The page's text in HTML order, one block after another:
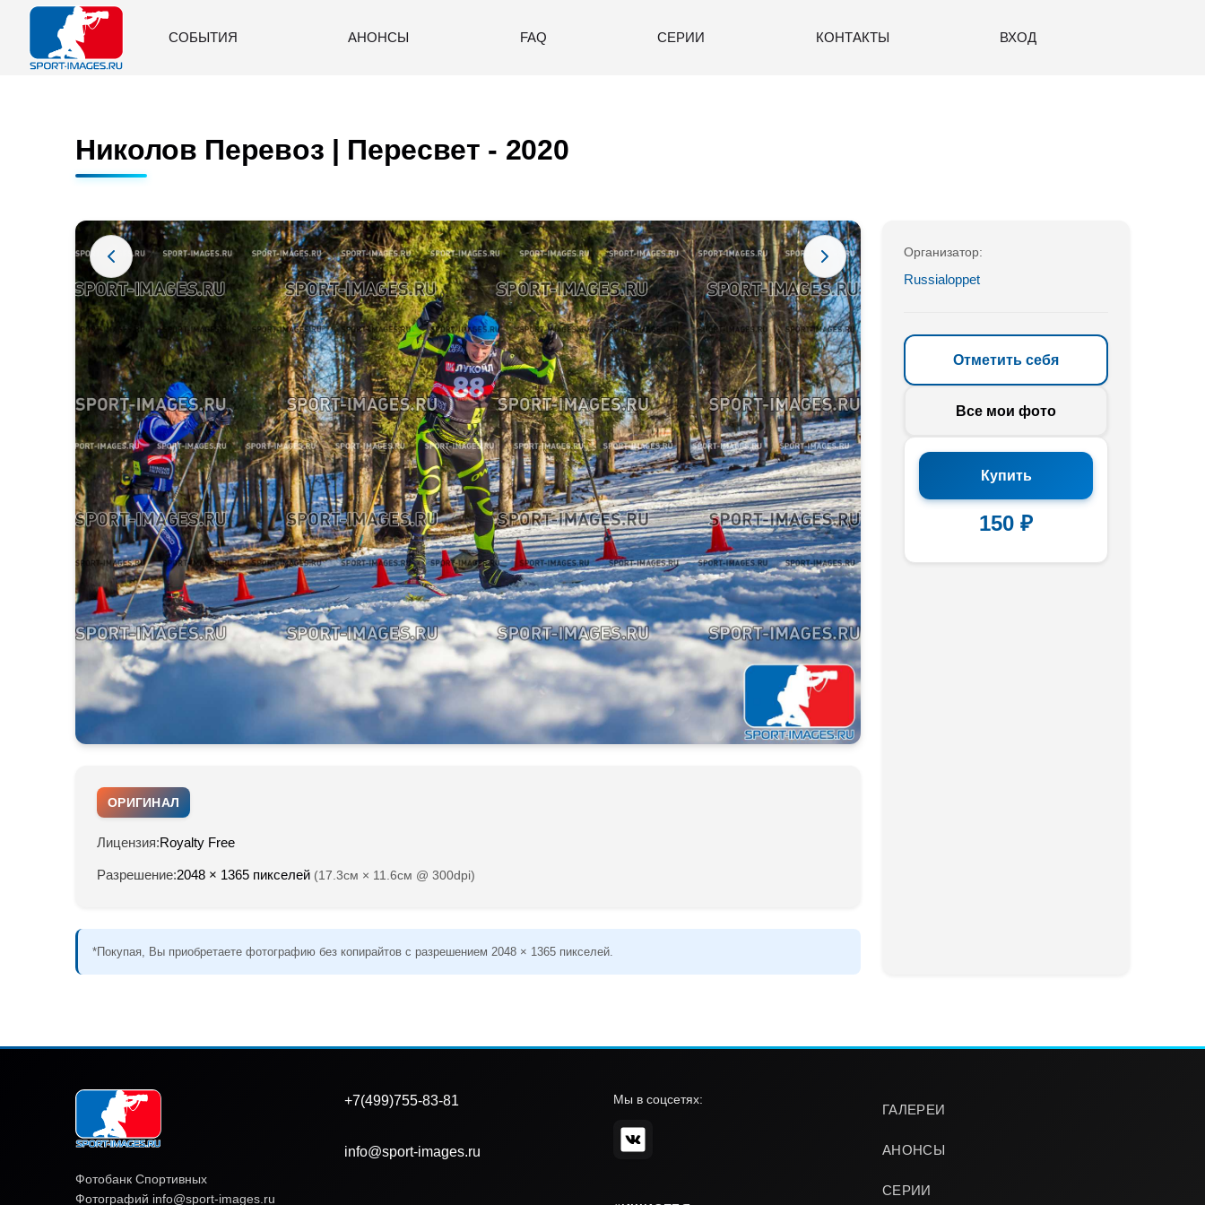
СОБЫТИЯ АНОНСЫ FAQ СЕРИИ КОНТАКТЫ ВХОД
Николов Перевоз | Пересвет - 2020
ОРИГИНАЛ
Лицензия:Royalty Free
Разрешение:2048 × 1365 пикселей (17.3см × 11.6см @ 300dpi)
*Покупая, Вы приобретаете фотографию без копирайтов с разрешением 2048 × 1365 пикселей.
Организатор:
Russialoppet
Отметить себя
Все мои фото
Купить
150 ₽
Фотобанк Спортивных
Фотографий info@sport-images.ru
ГАЛЕРЕИ
АНОНСЫ
СЕРИИ
+7(499)755-83-81
info@sport-images.ru
Мы в соцсетях: